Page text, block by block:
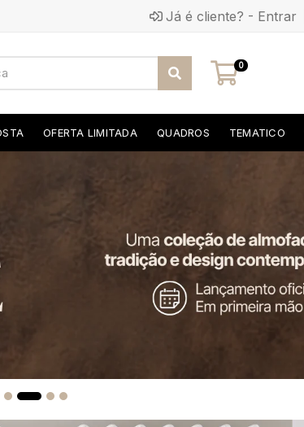
Já é cliente? - Entrar
0
OFERTA LIMITADA QUADROS TEMATICO